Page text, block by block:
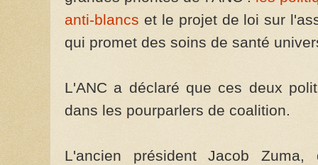
anti-blancs et le projet de loi sur
qui promet des soins de santé
L'ANC a déclaré que ces deux
dans les pourparlers de coalition.
L'ancien président Jacob